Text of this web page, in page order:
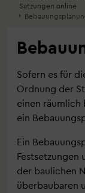
Satzungen online
Sofern es für
Ordnung der
einen räumlich
ein
Ein
Festsetzungen
der baulichen
überbaubaren